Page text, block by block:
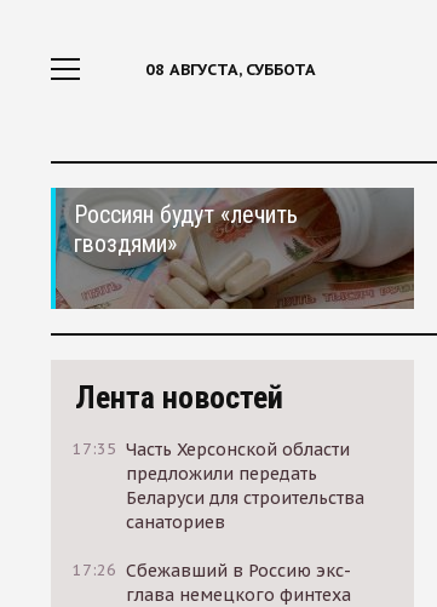
08 АВГУСТА, СУББОТА
Россиян будут «лечить
гвоздями»
Лента новостей
17:35 Часть Херсонской области
предложили передать
Беларуси для строительства
санаториев
17:26 Сбежавший в Россию экс-
глава немецкого финтеха